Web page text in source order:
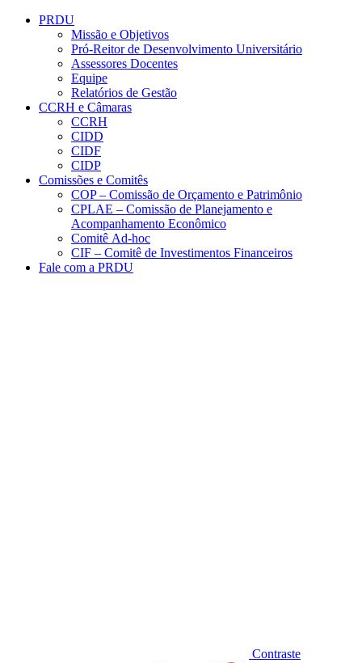
Conteúdo principal
PRDU
Missão e Objetivos
Pró-Reitor de Desenvolvimento Universitário
Assessores Docentes
Equipe
Relatórios de Gestão
CCRH e Câmaras
CCRH
CIDD
CIDF
CIDP
Comissões e Comitês
COP – Comissão de Orçamento e Patrimônio
CPLAE – Comissão de Planejamento e
Acompanhamento Econômico
Comitê Ad-hoc
CIF – Comitê de Investimentos Financeiros
Fale com a PRDU
Contraste